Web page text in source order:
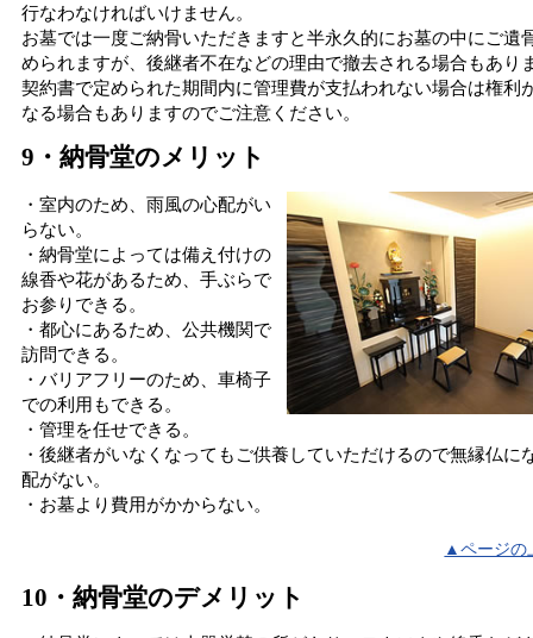
行なわなければいけません。
お墓では一度ご納骨いただきますと半永久的にお墓の中にご遺
められますが、後継者不在などの理由で撤去される場合もあり
契約書で定められた期間内に管理費が支払われない場合は権利
なる場合もありますのでご注意ください。
9・納骨堂のメリット
・室内のため、雨風の心配がい
らない。
・納骨堂によっては備え付けの
線香や花があるため、手ぶらで
お参りできる。
・都心にあるため、公共機関で
訪問できる。
・バリアフリーのため、車椅子
での利用もできる。
・管理を任せできる。
・後継者がいなくなってもご供養していただけるので無縁仏に
配がない。
・お墓より費用がかからない。
▲ページの
10・納骨堂のデメリット